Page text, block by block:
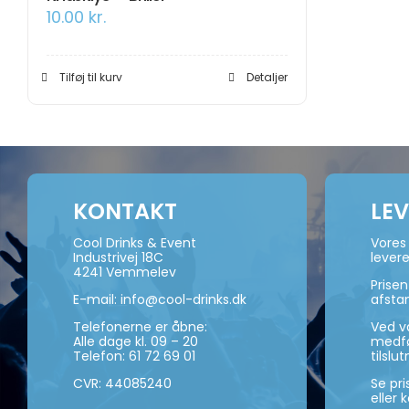
10.00 kr.
Tilføj til kurv Detaljer
KONTAKT
Cool Drinks & Event
Industrivej 18C
4241 Vemmelev
E-mail: info@cool-drinks.dk
Telefonerne er åbne:
Alle dage kl. 09 – 20
Telefon: 61 72 69 01
CVR: 44085240
Ved
Se
eller